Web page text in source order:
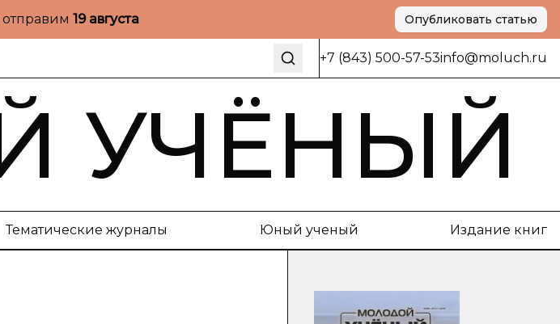
19 августа Опубликовать статью
+7 (843) 500-57-53info@moluch.ru
УЧЁНЫЙ
Тематические журналы Юный ученый Издание книг